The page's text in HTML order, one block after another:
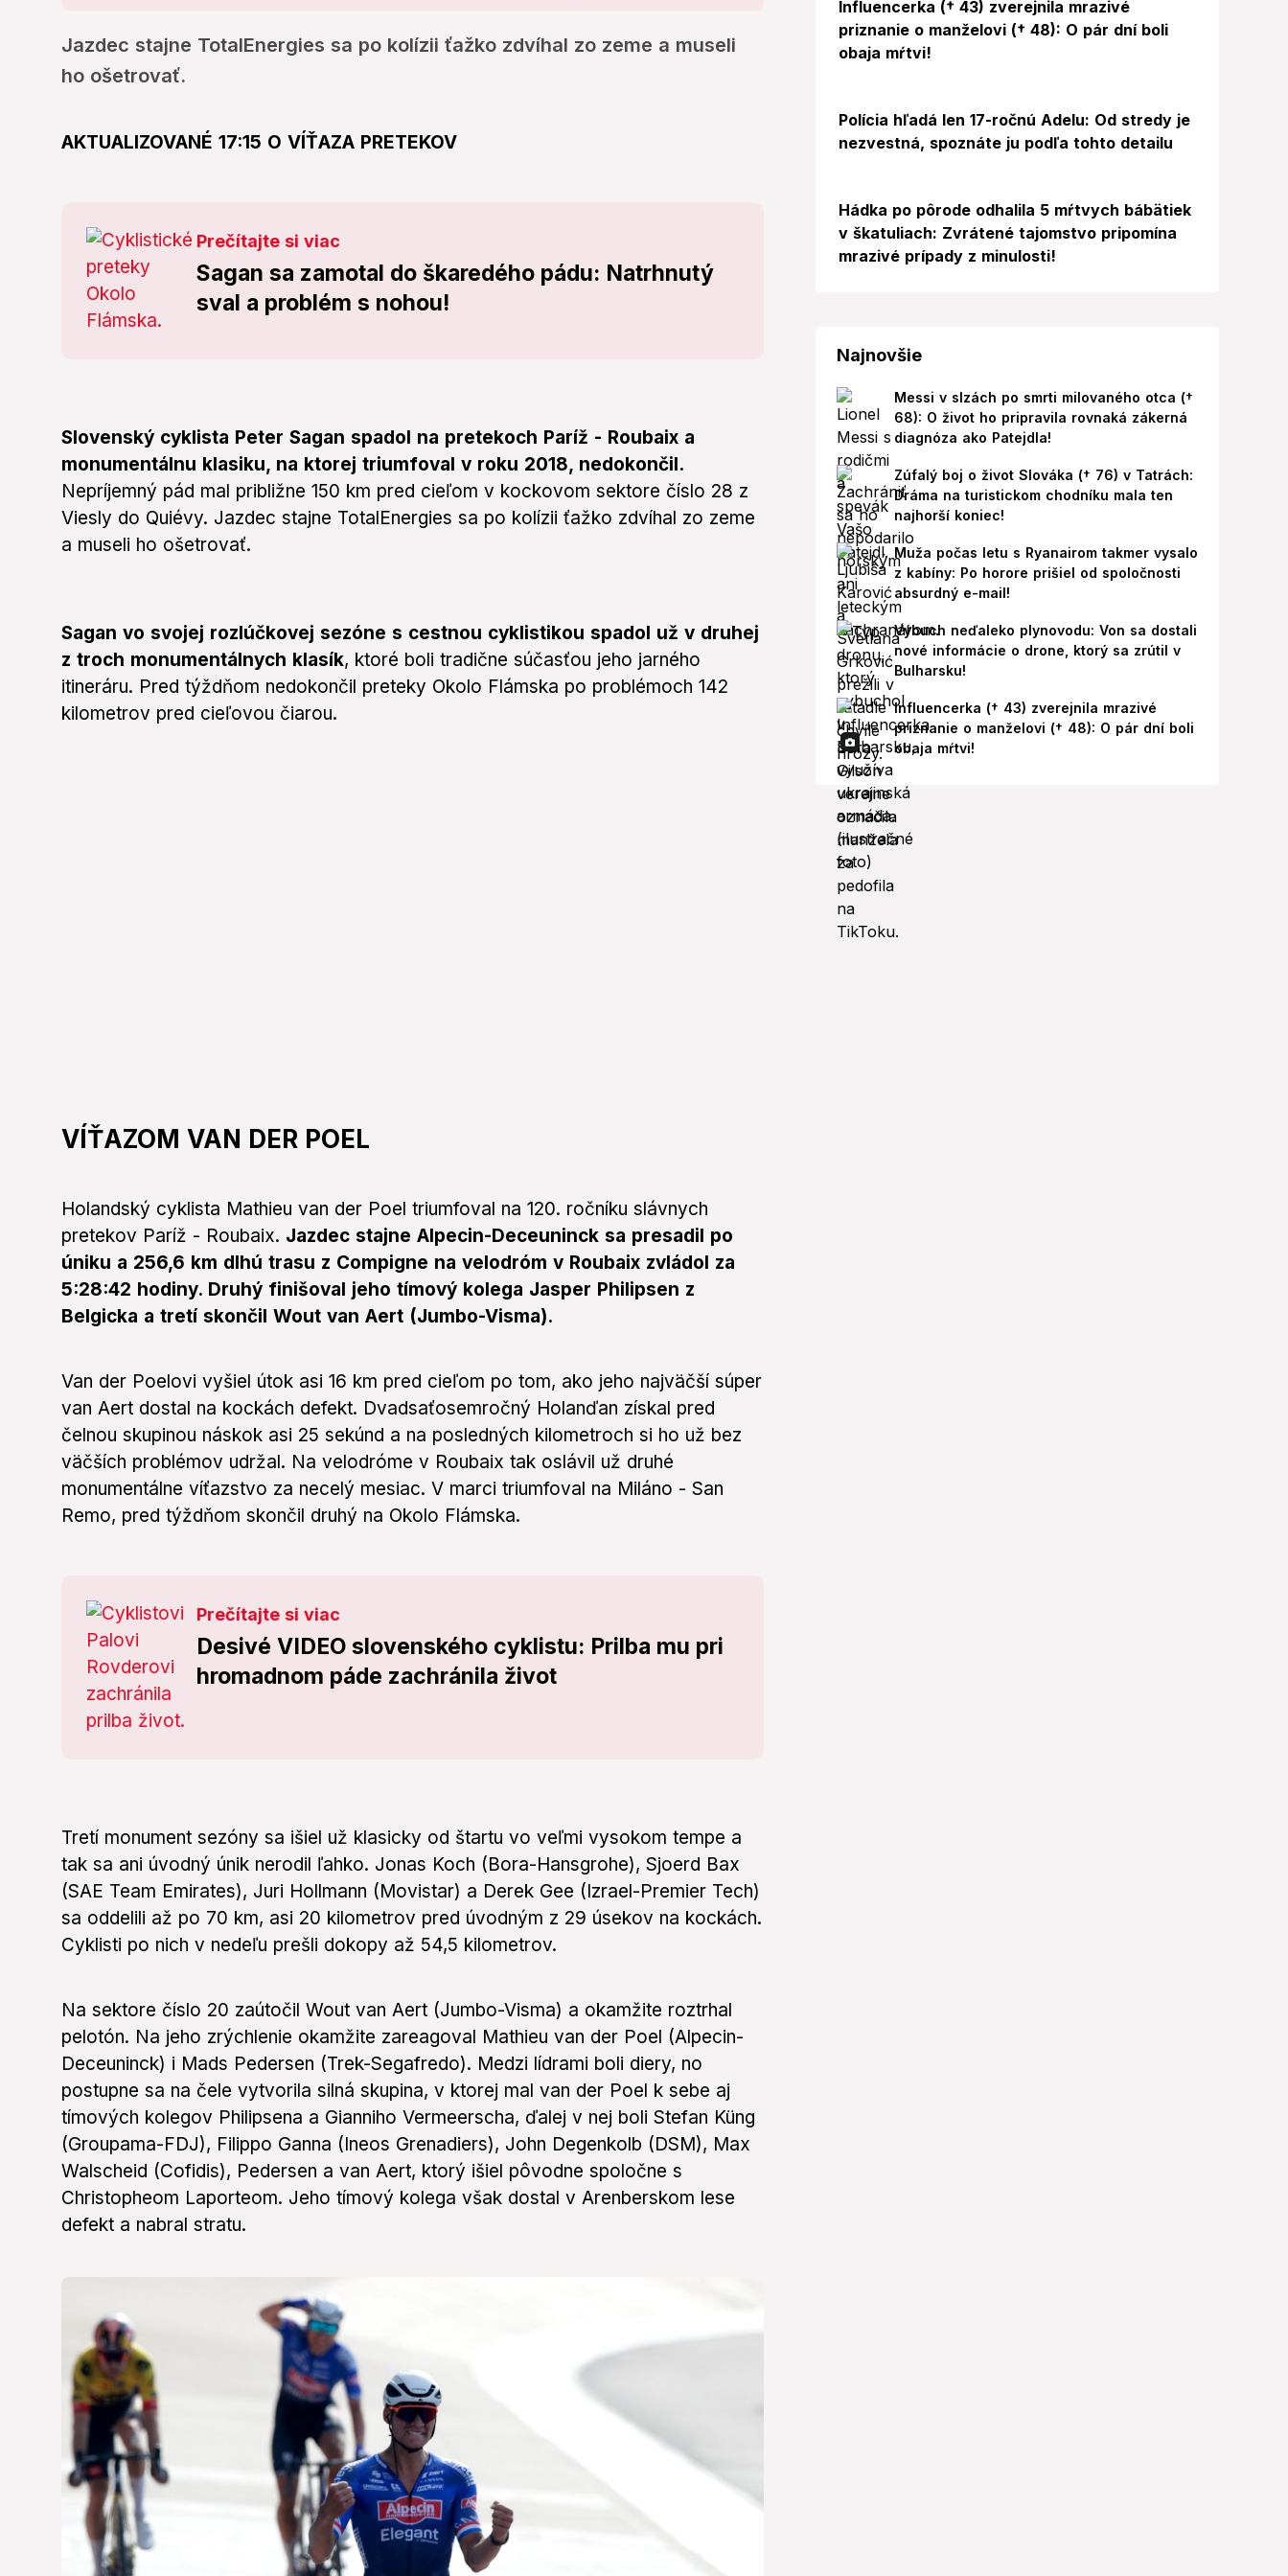
Jazdec stajne TotalEnergies sa po kolízii ťažko zdvíhal zo zeme a museli
ho ošetrovať.
AKTUALIZOVANÉ 17:15 O VÍŤAZA PRETEKOV
Prečítajte si viac
Sagan sa zamotal do škaredého pádu: Natrhnutý
sval a problém s nohou!
Slovenský cyklista Peter Sagan spadol na pretekoch Paríž - Roubaix a
monumentálnu klasiku, na ktorej triumfoval v roku 2018, nedokončil.
Nepríjemný pád mal približne 150 km pred cieľom v kockovom sektore číslo 28 z
Viesly do Quiévy. Jazdec stajne TotalEnergies sa po kolízii ťažko zdvíhal zo zeme
a museli ho ošetrovať.
Sagan vo svojej rozlúčkovej sezóne s cestnou cyklistikou spadol už v druhej
z troch monumentálnych klasík, ktoré boli tradične súčasťou jeho jarného
itineráru. Pred týždňom nedokončil preteky Okolo Flámska po problémoch 142
kilometrov pred cieľovou čiarou.
VÍŤAZOM VAN DER POEL
Holandský cyklista Mathieu van der Poel triumfoval na 120. ročníku slávnych
pretekov Paríž - Roubaix. Jazdec stajne Alpecin-Deceuninck sa presadil po
úniku a 256,6 km dlhú trasu z Compigne na velodróm v Roubaix zvládol za
5:28:42 hodiny. Druhý finišoval jeho tímový kolega Jasper Philipsen z
Belgicka a tretí skončil Wout van Aert (Jumbo-Visma).
Van der Poelovi vyšiel útok asi 16 km pred cieľom po tom, ako jeho najväčší súper
van Aert dostal na kockách defekt. Dvadsaťosemročný Holanďan získal pred
čelnou skupinou náskok asi 25 sekúnd a na posledných kilometroch si ho už bez
väčších problémov udržal. Na velodróme v Roubaix tak oslávil už druhé
monumentálne víťazstvo za necelý mesiac. V marci triumfoval na Miláno - San
Remo, pred týždňom skončil druhý na Okolo Flámska.
Prečítajte si viac
Desivé VIDEO slovenského cyklistu: Prilba mu pri
hromadnom páde zachránila život
Tretí monument sezóny sa išiel už klasicky od štartu vo veľmi vysokom tempe a
tak sa ani úvodný únik nerodil ľahko. Jonas Koch (Bora-Hansgrohe), Sjoerd Bax
(SAE Team Emirates), Juri Hollmann (Movistar) a Derek Gee (Izrael-Premier Tech)
sa oddelili až po 70 km, asi 20 kilometrov pred úvodným z 29 úsekov na kockách.
Cyklisti po nich v nedeľu prešli dokopy až 54,5 kilometrov.
Na sektore číslo 20 zaútočil Wout van Aert (Jumbo-Visma) a okamžite roztrhal
pelotón. Na jeho zrýchlenie okamžite zareagoval Mathieu van der Poel (Alpecin-
Deceuninck) i Mads Pedersen (Trek-Segafredo). Medzi lídrami boli diery, no
postupne sa na čele vytvorila silná skupina, v ktorej mal van der Poel k sebe aj
tímových kolegov Philipsena a Gianniho Vermeerscha, ďalej v nej boli Stefan Küng
(Groupama-FDJ), Filippo Ganna (Ineos Grenadiers), John Degenkolb (DSM), Max
Walscheid (Cofidis), Pedersen a van Aert, ktorý išiel pôvodne spoločne s
Christopheom Laporteom. Jeho tímový kolega však dostal v Arenberskom lese
defekt a nabral stratu.
Influencerka († 43) zverejnila mrazivé
priznanie o manželovi († 48): O pár dní boli
obaja mŕtvi!
Polícia hľadá len 17-ročnú Adelu: Od stredy je
nezvestná, spoznáte ju podľa tohto detailu
Hádka po pôrode odhalila 5 mŕtvych bábätiek
v škatuliach: Zvrátené tajomstvo pripomína
mrazivé prípady z minulosti!
Najnovšie
Messi v slzách po smrti milovaného otca (†
68): O život ho pripravila rovnaká zákerná
diagnóza ako Patejdla!
Zúfalý boj o život Slováka († 76) v Tatrách:
Dráma na turistickom chodníku mala ten
najhorší koniec!
Muža počas letu s Ryanairom takmer vysalo
z kabíny: Po horore prišiel od spoločnosti
absurdný e-mail!
Výbuch neďaleko plynovodu: Von sa dostali
nové informácie o drone, ktorý sa zrútil v
Bulharsku!
Influencerka († 43) zverejnila mrazivé
priznanie o manželovi († 48): O pár dní boli
obaja mŕtvi!